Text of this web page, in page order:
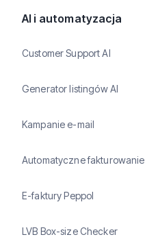
AI i automatyzacja
Customer Support AI
Generator listingów AI
Kampanie e-mail
Automatyczne fakturowanie
E-faktury Peppol
LVB Box-size Checker